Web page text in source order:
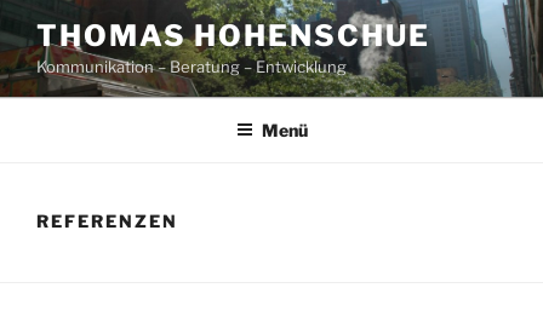
Inhalt
springen
THOMAS HOHENSCHUE
Kommunikation – Beratung – Entwicklung
Menü
REFERENZEN